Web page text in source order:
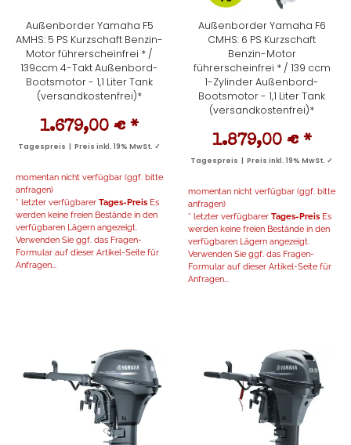
Außenborder Yamaha F5
AMHS: 5 PS Kurzschaft Benzin-
Motor führerscheinfrei * /
139ccm 4-Takt Außenbord-
Bootsmotor - 1,1 Liter Tank
(versandkostenfrei)*
1.679,00 € *
Tagespreis | Preis inkl. 19% MwSt. ✓
momentan nicht verfügbar (ggf. bitte
anfragen)
* letzter verfügbarer Tages-Preis Es
werden keine freien Bestände in den
verfügbaren Lägern angezeigt.
Verwenden Sie ggf. das Fragen-
Formular auf dieser Artikel-Seite für
Anfragen...
Außenborder Yamaha F6
CMHS: 6 PS Kurzschaft
Benzin-Motor
führerscheinfrei * / 139 ccm
1-Zylinder Außenbord-
Bootsmotor - 1,1 Liter Tank
(versandkostenfrei)*
1.879,00 € *
Tagespreis | Preis inkl. 19% MwSt. ✓
momentan nicht verfügbar (ggf. bitte
anfragen)
* letzter verfügbarer Tages-Preis Es
werden keine freien Bestände in den
verfügbaren Lägern angezeigt.
Verwenden Sie ggf. das Fragen-
Formular auf dieser Artikel-Seite für
Anfragen...